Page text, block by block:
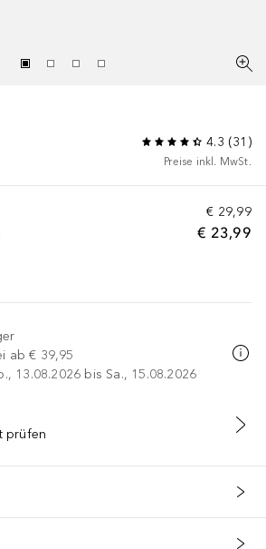
4.3 (31 )
Preise inkl. MwSt.
€ 29,99
€ 23,99
ab € 39,95
13.08.2026 bis Sa., 15.08.2026
DEN WARENKORB
prüfen